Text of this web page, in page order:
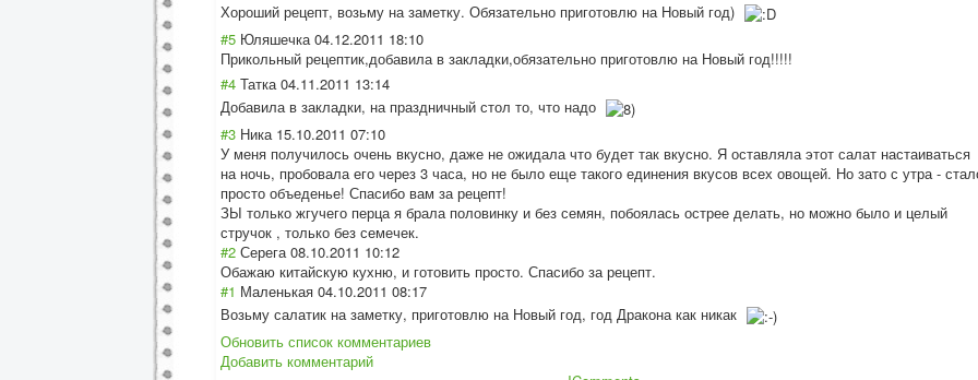
Хороший рецепт, возьму на заметку. Обязательно приготовлю на Новый год)
#5 Юляшечка 04.12.2011 18:10
Прикольный рецептик,добавила в закладки,обязательно приготовлю на Новый год!!!!!
#4 Татка 04.11.2011 13:14
Добавила в закладки, на праздничный стол то, что надо
#3 Ника 15.10.2011 07:10
У меня получилось очень вкусно, даже не ожидала что будет так вкусно. Я оставляла этот салат настаиваться
на ночь, пробовала его через 3 часа, но не было еще такого единения вкусов всех овощей. Но зато с утра -
просто объеденье! Спасибо вам за рецепт!
ЗЫ только жгучего перца я брала половинку и без семян, побоялась острее делать, но можно было и целый
стручок , только без семечек.
#2 Серега 08.10.2011 10:12
Обажаю китайскую кухню, и готовить просто. Спасибо за рецепт.
#1 Маленькая 04.10.2011 08:17
Возьму салатик на заметку, приготовлю на Новый год, год Дракона как никак
Обновить список комментариев
Добавить комментарий